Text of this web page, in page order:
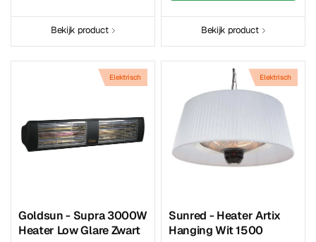
Bekijk product Bekijk product
Elektrisch
Goldsun - Supra 3000W
Heater Low Glare Zwart
Elektrisch
Sunred - Heater Artix
Hanging Wit 1500